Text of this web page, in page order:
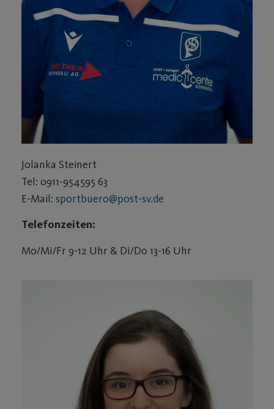
Jolanka Steinert
Tel: 0911-954595 63
E-Mail: sportbuero@post-sv.de
Telefonzeiten:
Mo/Mi/Fr 9-12 Uhr & Di/Do 13-16 Uhr